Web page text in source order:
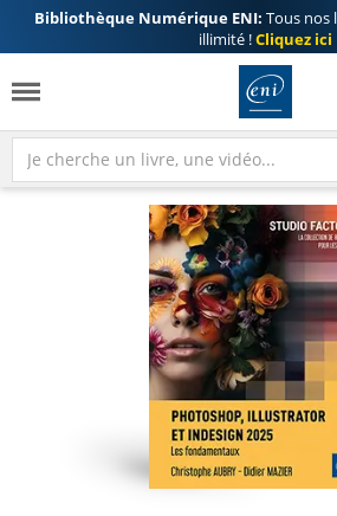
Bibliothèque Numérique ENI: Tous nos
illimité !Cliquez ici